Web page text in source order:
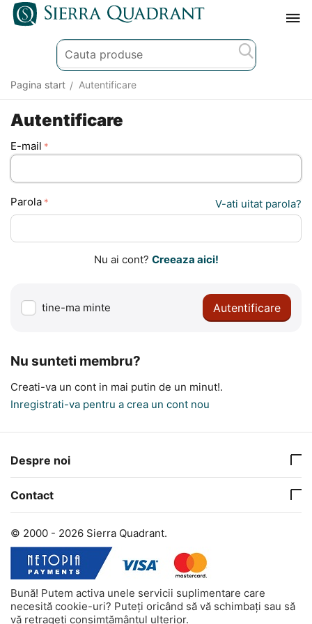
Pagina start / Autentificare
Autentificare
E-mail
Parola V-ati uitat parola?
Nu ai cont? Creeaza aici!
tine-ma minte Autentificare
Nu sunteti membru?
Creati-va un cont in mai putin de un minut!.
Inregistrati-va pentru a crea un cont nou
Despre noi
Contact
© 2000 - 2026 Sierra Quadrant.
Bună! Putem activa unele servicii suplimentare care
necesită cookie-uri? Puteți oricând să vă schimbați sau să
vă retrageți consimțământul ulterior.